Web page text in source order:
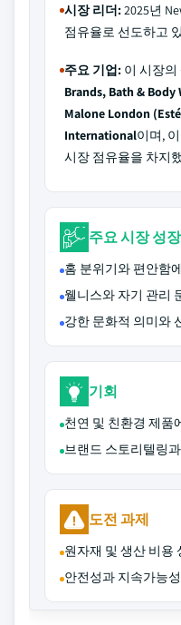
시장 리더:2025년
점유율로 선도하고
주요 기업: 이 시장의
Brands, Bath &
Malone London
International이며,
시장 점유율을 차지
주요 시장 성
홈 분위기와 편안함
웰니스와 자기 관리
강한 문화적 의미와
기회
천연 및 친환경 제품
브랜드 스토리텔링
도전 과제
원자재 및 생산 비용
안전성과 지속가능